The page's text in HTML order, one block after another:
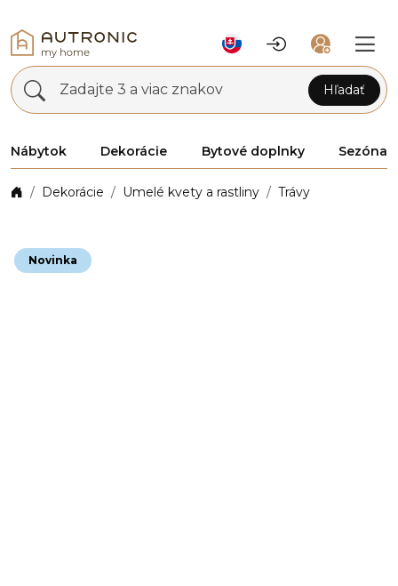
Zadajte 3 a viac znakov Hľadať
Nábytok Dekorácie Bytové doplnky Sezóna
Dekorácie Umelé kvety a rastliny Trávy
Novinka